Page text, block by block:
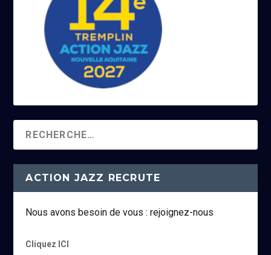
ACTION JAZZ RECRUTE
Nous avons besoin de vous : rejoignez-nous
Cliquez ICI